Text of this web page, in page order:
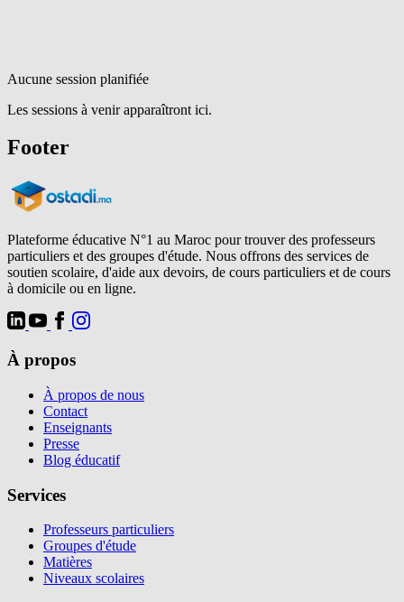
Aucune session planifiée
Les sessions à venir apparaîtront ici.
Footer
Plateforme éducative N°1 au Maroc pour trouver des professeurs
particuliers et des groupes d'étude. Nous offrons des services de
soutien scolaire, d'aide aux devoirs, de cours particuliers et de cours
à domicile ou en ligne.
À propos
À propos de nous
Contact
Enseignants
Presse
Blog éducatif
Services
Professeurs particuliers
Groupes d'étude
Matières
Niveaux scolaires